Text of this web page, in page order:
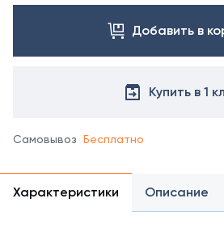
свяжитесь
все
RAL
Добавить в
Купить в 1
Самовывоз Бесплатно
Характеристики Описание